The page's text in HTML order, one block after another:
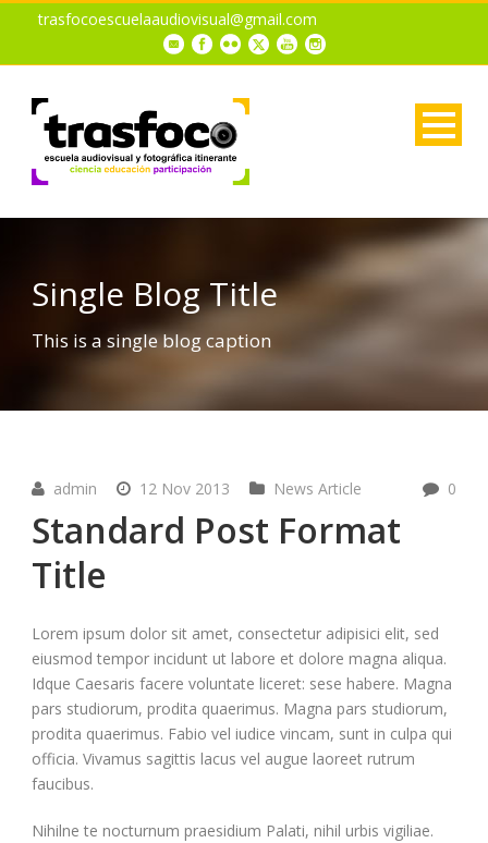
trasfocoescuelaaudiovisual@gmail.com
Single Blog Title
This is a single blog caption
admin 12 Nov 2013 News Article 0
Standard Post Format
Title
Lorem ipsum dolor sit amet, consectetur adipisici elit, sed
eiusmod tempor incidunt ut labore et dolore magna aliqua.
Idque Caesaris facere voluntate liceret: sese habere. Magna
pars studiorum, prodita quaerimus. Magna pars studiorum,
prodita quaerimus. Fabio vel iudice vincam, sunt in culpa qui
officia. Vivamus sagittis lacus vel augue laoreet rutrum
faucibus.
Nihilne te nocturnum praesidium Palati, nihil urbis vigiliae.